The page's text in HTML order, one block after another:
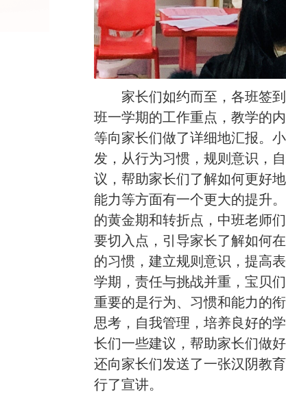
家长们如约而至，各班签
班一学期的工作重点，教学的
等向家长们做了详细地汇报。
发，从行为习惯，规则意识，
议，帮助家长们了解如何更好
能力等方面有一个更大的提升
的黄金期和转折点，中班老师
要切入点，引导家长了解如何
的习惯，建立规则意识，提高
学期，责任与挑战并重，宝贝
重要的是行为、习惯和能力的
思考，自我管理，培养良好的
长们一些建议，帮助家长们做
还向家长们发送了一张汉阴教
行了宣讲。